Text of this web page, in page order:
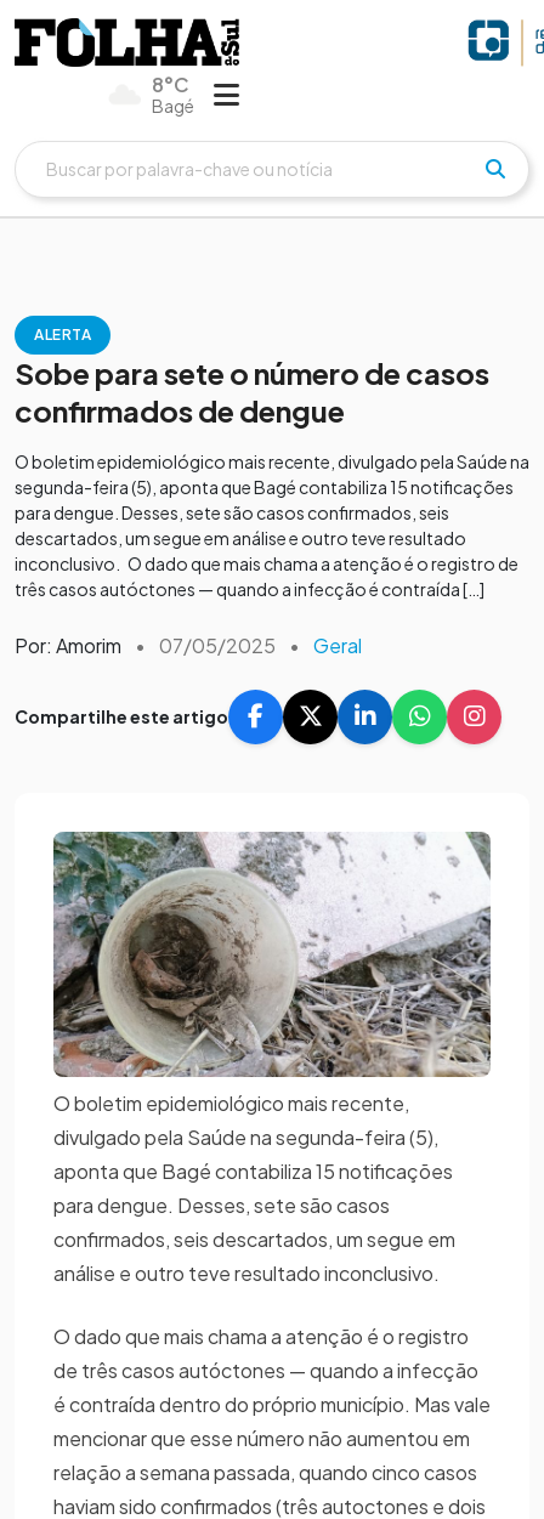
8°C
Bagé
ALERTA
Sobe para sete o número de casos
confirmados de dengue
O boletim epidemiológico mais recente, divulgado pela Saúde na
segunda-feira (5), aponta que Bagé contabiliza 15 notificações
para dengue. Desses, sete são casos confirmados, seis
descartados, um segue em análise e outro teve resultado
inconclusivo. O dado que mais chama a atenção é o registro de
três casos autóctones — quando a infecção é contraída […]
Por: Amorim • 07/05/2025 • Geral
Compartilhe este artigo
O boletim epidemiológico mais recente,
divulgado pela Saúde na segunda-feira (5),
aponta que Bagé contabiliza 15 notificações
para dengue. Desses, sete são casos
confirmados, seis descartados, um segue em
análise e outro teve resultado inconclusivo.
O dado que mais chama a atenção é o registro
de três casos autóctones — quando a infecção
é contraída dentro do próprio município. Mas vale
mencionar que esse número não aumentou em
relação a semana passada, quando cinco casos
haviam sido confirmados (três autoctones e dois